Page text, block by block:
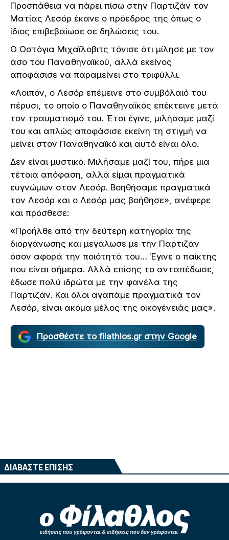
Προσπάθεια να πάρει πίσω στην Παρτιζάν τον
Ματίας Λεσόρ έκανε ο πρόεδρος της όπως ο
ίδιος επιβεβαίωσε σε δηλώσεις του.
Ο Οστόγια Μιχαϊλοβιτς τόνισε ότι μίλησε με τον
άσο του Παναθηναϊκού, αλλά εκείνος
αποφάσισε να παραμείνει στο τριφύλλι.
«Λοιπόν, ο Λεσόρ επέμεινε στο συμβόλαιό του
πέρυσι, το οποίο ο Παναθηναϊκός επέκτεινε μετά
τον τραυματισμό του. Έτσι έγινε, μιλήσαμε μαζί
του και απλώς αποφάσισε εκείνη τη στιγμή να
μείνει στον Παναθηναϊκό και αυτό είναι όλο.
Δεν είναι μυστικό. Μιλήσαμε μαζί του, πήρε μια
τέτοια απόφαση, αλλά είμαι πραγματικά
ευγνώμων στον Λεσόρ. Βοηθήσαμε πραγματικά
τον Λεσόρ και ο Λεσόρ μας βοήθησε», ανέφερε
και πρόσθεσε:
«Προήλθε από την δεύτερη κατηγορία της
διοργάνωσης και μεγάλωσε με την Παρτιζάν
όσον αφορά την ποιότητά του… Έγινε ο παίκτης
που είναι σήμερα. Αλλά επίσης το ανταπέδωσε,
έδωσε πολύ ιδρώτα με την φανέλα της
Παρτιζάν. Και όλοι αγαπάμε πραγματικά τον
Λεσόρ, είναι ακόμα μέλος της οικογένειάς μας».
Προσθέστε το filathlos.gr στην Google
ΔΙΑΒΑΣΤΕ ΕΠΙΣΗΣ